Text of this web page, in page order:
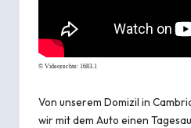
© Videorechte: 1683.1
Von unserem Domizil in
wir mit dem Auto einen